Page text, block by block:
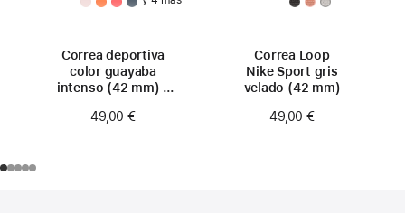
Correa deportiva
color guayaba
intenso (42 mm) -
49,00 €
Correa Loop
Nike Sport gris
velado (42 mm)
49,00 €